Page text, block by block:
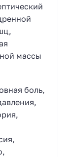
массы
боль,